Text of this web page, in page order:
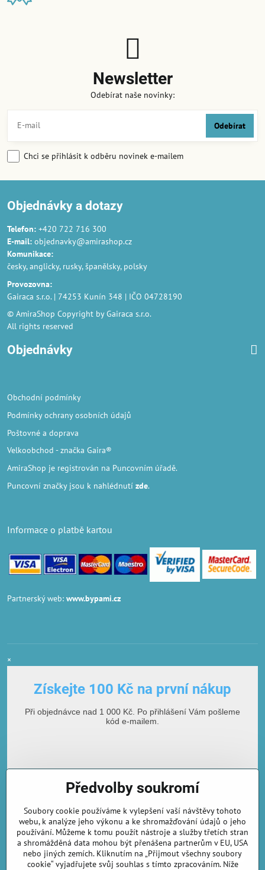
Newsletter
Odebírat naše novinky:
Odebírat
Chci se přihlásit k odběru novinek e-mailem
Objednávky a dotazy
Telefon: +420 722 716 300
E-mail: objednavky@amirashop.cz
Komunikace:
česky, anglicky, rusky, španělsky, polsky
Provozovna:
Gairaca s.r.o. | 74253 Kunín 348 | IČO 04728190
© AmiraShop Copyright by Gairaca s.r.o.
All rights reserved
Objednávky
Obchodní podmínky
Podmínky ochrany osobních údajů
Poštovné a doprava
Velkoobchod - značka Gaira®
AmiraShop je registrován na Puncovním úřadě.
Puncovní značkyjsou k nahlédnutí zde.
Informace o platbě kartou
Partnerský web: www.bypami.cz
×
Získejte 100 Kč na první nákup
Při objednávce nad 1 000 Kč. Po přihlášení Vám pošleme
kód e-mailem.
E-mailová adresa
Předvolby soukromí
Soubory cookie používáme k vylepšení vaší návštěvy tohoto
webu, k analýze jeho výkonu a ke shromažďování údajů o jeho
používání. Můžeme k tomu použít nástroje a služby třetích stran
a shromážděná data mohou být přenášena partnerům v EU, USA
nebo jiných zemích. Kliknutím na „Přijmout všechny soubory
cookie“ vyjadřujete svůj souhlas s tímto zpracováním. Níže